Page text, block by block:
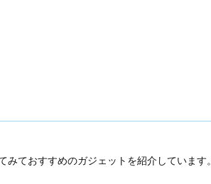
ておすすめのガジェットを紹介しています。